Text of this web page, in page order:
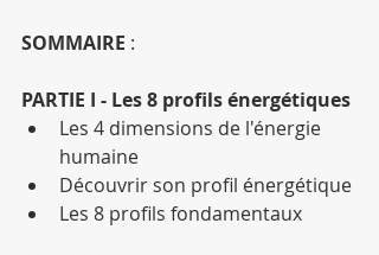
SOMMAIRE :
PARTIE I - Les 8 profils énergétiques
Les 4 dimensions de l'énergie
humaine
Découvrir son profil énergétique
Les 8 profils fondamentaux